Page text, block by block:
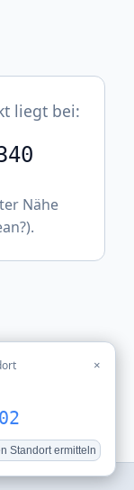
liegt bei:
Nähe
×
Standort ermitteln